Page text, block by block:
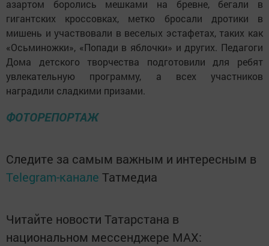
азартом боролись мешками на бревне, бегали в
гигантских кроссовках, метко бросали дротики в
мишень и участвовали в веселых эстафетах, таких как
«Осьминожки», «Попади в яблочки» и других. Педагоги
Дома детского творчества подготовили для ребят
увлекательную программу, а всех участников
наградили сладкими призами.
ФОТОРЕПОРТАЖ
Следите за самым важным и интересным в
Telegram-канале Татмедиа
Читайте новости Татарстана в
национальном мессенджере MАХ: